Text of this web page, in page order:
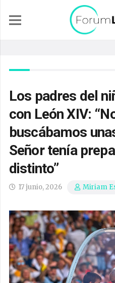
Los padres del
con León XIV:
buscábamos
Señor tenía
distinto”
17 junio, 2026 Miriam